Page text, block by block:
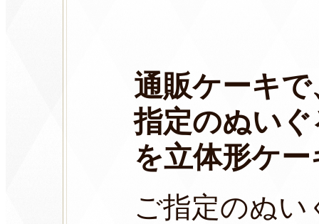
通販ケーキで
指定のぬい
を立体形ケ
ご指定のぬ